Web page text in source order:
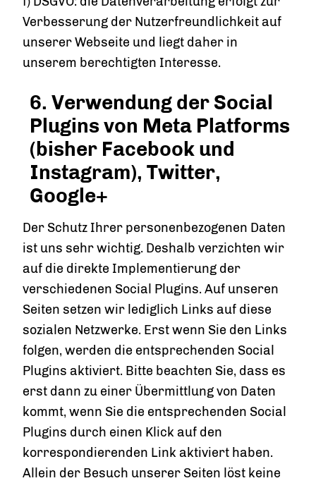
Verbesserung der Nutzerfreundlichkeit auf
unserer Webseite und liegt daher in
unserem berechtigten Interesse.
6. Verwendung der Social
Plugins von Meta Platforms
(bisher Facebook und
Instagram), Twitter,
Google+
Der Schutz Ihrer personenbezogenen Daten
ist uns sehr wichtig. Deshalb verzichten wir
auf die direkte Implementierung der
verschiedenen Social Plugins. Auf unseren
Seiten setzen wir lediglich Links auf diese
sozialen Netzwerke. Erst wenn Sie den Links
folgen, werden die entsprechenden Social
Plugins aktiviert. Bitte beachten Sie, dass es
erst dann zu einer Übermittlung von Daten
kommt, wenn Sie die entsprechenden Social
Plugins durch einen Klick auf den
korrespondierenden Link aktiviert haben.
Allein der Besuch unserer Seiten löst keine